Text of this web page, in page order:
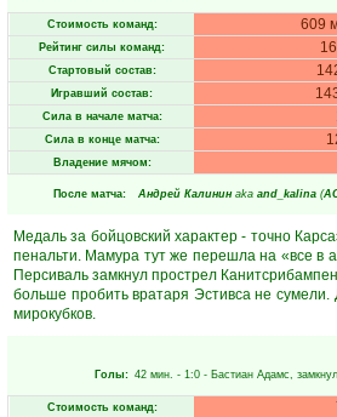
Стоимость команд: 609
Рейтинг силы команд:
Стартовый состав:
Игравший состав:
Сила в начале матча:
Сила в конце матча:
Владение мячом:
После матча: Андрeй Кaлинин aka and_kalina (
Медаль за бойцовский характер - точно
пенальти. Мамура тут же перешла на «все в
Персиваль замкнул прострел
больше пробить вратаря Эстивса не
мирокубков.
Голы: 42 мин. - 1:0 - Бастиан Адамс,
Стоимость команд: